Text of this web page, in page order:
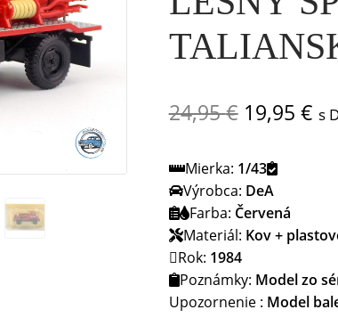
24,95€ Pôvodná
bola:
24,95 €.
19,95 € s
Mierka: 1/43
Výrobca: DeA
Farba: Červená
Materiál: Kov +
Rok: 1984
Poznámky: Model zo
Upozornenie : Model